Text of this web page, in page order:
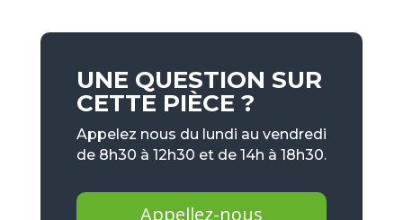
UNE QUESTION SUR
CETTE PIÈCE ?
Appelez nous du lundi au vendredi
de 8h30 à 12h30 et de 14h à 18h30.
Appellez-nous